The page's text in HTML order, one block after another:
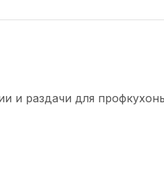
и раздачи для